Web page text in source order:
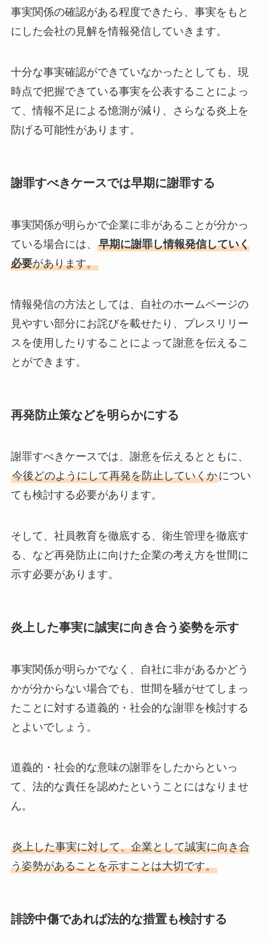
事実関係の確認がある程度できたら、事実をもと
にした会社の見解を情報発信していきます。
十分な事実確認ができていなかったとしても、現
時点で把握できている事実を公表することによっ
て、情報不足による憶測が減り、さらなる炎上を
防げる可能性があります。
謝罪すべきケースでは早期に謝罪する
事実関係が明らかで企業に非があることが分かっ
ている場合には、 早期に謝罪し情報発信していく
必要があります。
情報発信の方法としては、自社のホームページの
見やすい部分にお詫びを載せたり、プレスリリー
スを使用したりすることによって謝意を伝えるこ
とができます。
再発防止策などを明らかにする
謝罪すべきケースでは、謝意を伝えるとともに、
今後どのようにして再発を防止していくかについ
ても検討する必要があります。
そして、社員教育を徹底する、衛生管理を徹底す
る、など再発防止に向けた企業の考え方を世間に
示す必要があります。
炎上した事実に誠実に向き合う姿勢を示す
事実関係が明らかでなく、自社に非があるかどう
かが分からない場合でも、世間を騒がせてしまっ
たことに対する道義的・社会的な謝罪を検討する
とよいでしょう。
道義的・社会的な意味の謝罪をしたからといっ
て、法的な責任を認めたということにはなりませ
ん。
炎上した事実に対して、企業として誠実に向き合
う姿勢があることを示すことは大切です。
誹謗中傷であれば法的な措置も検討する